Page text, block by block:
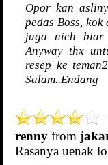
Opor kan
pedas Boss,
juga nich biar
Anyway thx
resep ke
Salam..Endang
renny from
Rasanya uenak